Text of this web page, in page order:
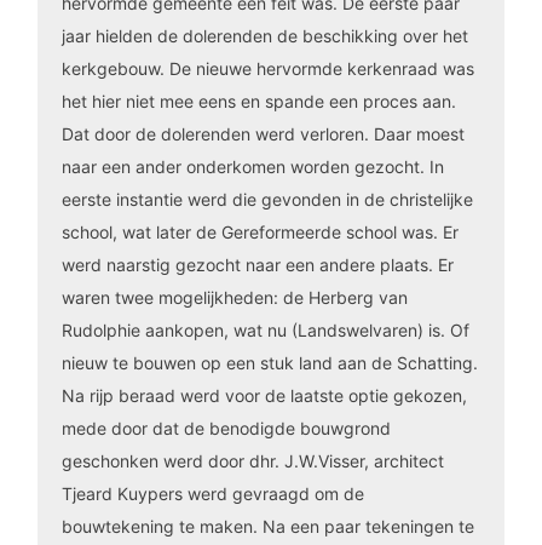
jaar hielden de dolerenden de beschikking over het
kerkgebouw. De nieuwe hervormde kerkenraad was
het hier niet mee eens en spande een proces aan.
Dat door de dolerenden werd verloren. Daar moest
naar een ander onderkomen worden gezocht. In
eerste instantie werd die gevonden in de christelijke
school, wat later de Gereformeerde school was. Er
werd naarstig gezocht naar een andere plaats. Er
waren twee mogelijkheden: de Herberg van
Rudolphie aankopen, wat nu (Landswelvaren) is. Of
nieuw te bouwen op een stuk land aan de Schatting.
Na rijp beraad werd voor de laatste optie gekozen,
mede door dat de benodigde bouwgrond
geschonken werd door dhr. J.W.Visser, architect
Tjeard Kuypers werd gevraagd om de
bouwtekening te maken. Na een paar tekeningen te